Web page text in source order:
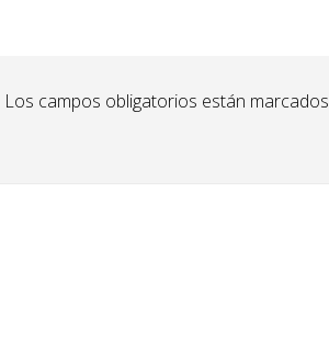
Los campos obligatorios están marcados